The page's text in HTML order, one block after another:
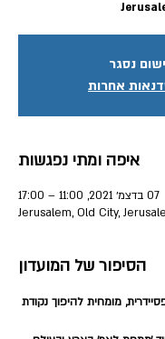
נסגר
אחרות
איפה ומתי נפגשות
07 בדצמ׳ 2021, 11:00 – 17:00
Jerusalem, Old City,
הסיפור של המועדון
מומחית להיפוך נקודת